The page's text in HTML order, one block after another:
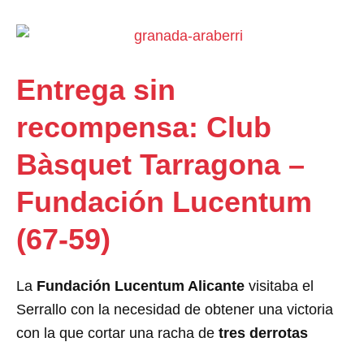
Entrega sin
recompensa: Club
Bàsquet Tarragona –
Fundación Lucentum
(67-59)
La Fundación Lucentum Alicante visitaba el
Serrallo con la necesidad de obtener una victoria
con la que cortar una racha de tres derrotas